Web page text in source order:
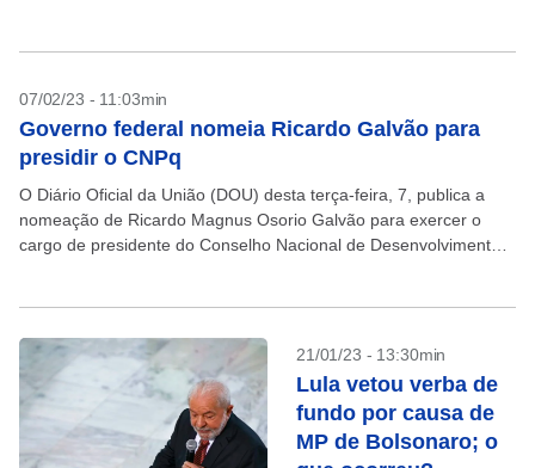
07/02/23 - 11:03min
Governo federal nomeia Ricardo Galvão para
presidir o CNPq
O Diário Oficial da União (DOU) desta terça-feira, 7, publica a
nomeação de Ricardo Magnus Osorio Galvão para exercer o
cargo de presidente do Conselho Nacional de Desenvolvimento
21/01/23 - 13:30min
Lula vetou verba de
fundo por causa de
MP de Bolsonaro; o